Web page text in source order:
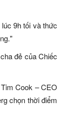
9h tối và thức
đẻ của Chiếc
Cook – CEO
chọn thời điểm